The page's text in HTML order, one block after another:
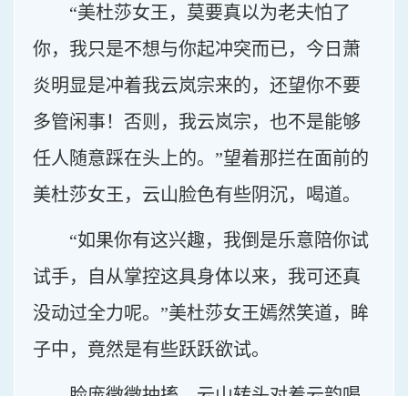
“美杜莎女王，莫要真以为老夫怕了
你，我只是不想与你起冲突而已，今日萧
炎明显是冲着我云岚宗来的，还望你不要
多管闲事！否则，我云岚宗，也不是能够
任人随意踩在头上的。”望着那拦在面前的
美杜莎女王，云山脸色有些阴沉，喝道。
“如果你有这兴趣，我倒是乐意陪你试
试手，自从掌控这具身体以来，我可还真
没动过全力呢。”美杜莎女王嫣然笑道，眸
子中，竟然是有些跃跃欲试。